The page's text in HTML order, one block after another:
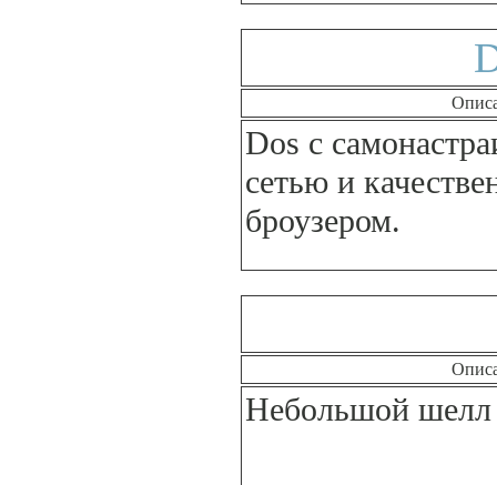
Dos с
сетью и
броузером.
Небольшой